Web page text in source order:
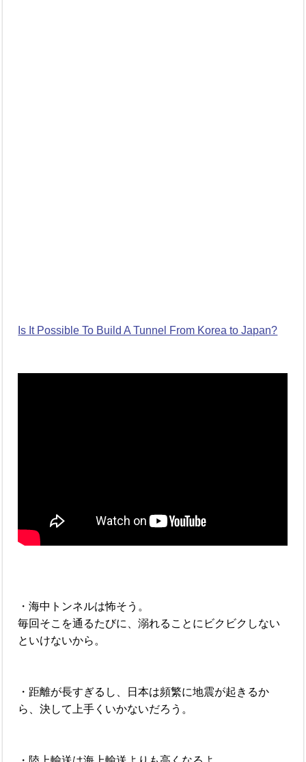
Is It Possible To Build A Tunnel From Korea to Japan?
・海中トンネルは怖そう。
毎回そこを通るたびに、溺れることにビクビクしない
といけないから。
・距離が長すぎるし、日本は頻繁に地震が起きるか
ら、決して上手くいかないだろう。